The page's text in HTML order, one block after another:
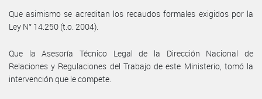
Que asimismo se acreditan los recaudos formales exigidos por la
Ley N° 14.250 (t.o. 2004).
Que la Asesoría Técnico Legal de la Dirección Nacional de
Relaciones y Regulaciones del Trabajo de este Ministerio, tomó la
intervención que le compete.